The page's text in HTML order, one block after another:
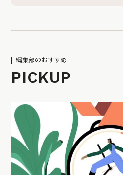
編集部のおすすめ
PICKUP